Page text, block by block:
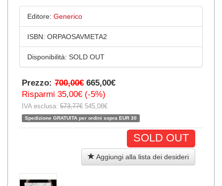
Editore: Generico
ISBN: ORPAOSAVMETA2
Disponibilità: SOLD OUT
Prezzo: 700,00€ 665,00€
Risparmi 35,00€ (-5%)
IVA esclusa: 573,77€ 545,08€
Spedizione GRATUITA per ordini sopra EUR 30
SOLD OUT
Aggiungi alla lista dei desideri